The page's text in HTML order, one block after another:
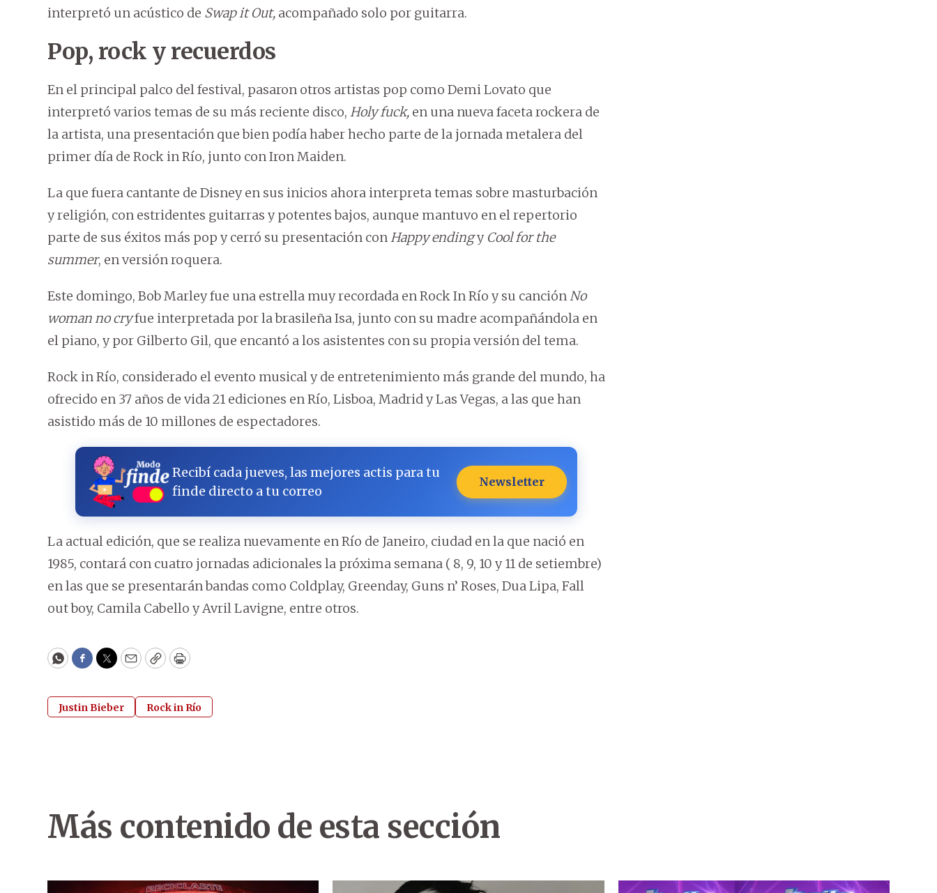
interpretó un acústico de Swap it Out, acompañado solo por guitarra.
Pop, rock y recuerdos
En el principal palco del festival, pasaron otros artistas pop como Demi Lovato que
interpretó varios temas de su más reciente disco, Holy fuck, en una nueva faceta rockera de
la artista, una presentación que bien podía haber hecho parte de la jornada metalera del
primer día de Rock in Río, junto con Iron Maiden.
La que fuera cantante de Disney en sus inicios ahora interpreta temas sobre masturbación
y religión, con estridentes guitarras y potentes bajos, aunque mantuvo en el repertorio
parte de sus éxitos más pop y cerró su presentación conHappy endingyCool for the
summer, en versión roquera.
Este domingo, Bob Marley fue una estrella muy recordada en Rock In Río y su canciónNo
woman no cryfue interpretada por la brasileña Isa, junto con su madre acompañándola en
el piano, y por Gilberto Gil, que encantó a los asistentes con su propia versión del tema.
Rock in Río, considerado el evento musical y de entretenimiento más grande del mundo, ha
ofrecido en 37 años de vida 21 ediciones en Río, Lisboa, Madrid y Las Vegas, a las que han
asistido más de 10 millones de espectadores.
Recibí cada jueves, las mejores actis para tu
finde directo a tu correo
Newsletter
La actual edición, que se realiza nuevamente en Río de Janeiro, ciudad en la que nació en
1985, contará con cuatro jornadas adicionales la próxima semana ( 8, 9, 10 y 11 de setiembre)
en las que se presentarán bandas como Coldplay, Greenday, Guns n’ Roses, Dua Lipa, Fall
out boy, Camila Cabello y Avril Lavigne, entre otros.
WhatsApp
Facebook
Twitter
EmailCopyPrint
Justin Bieber Rock in Río
Más contenido de esta sección